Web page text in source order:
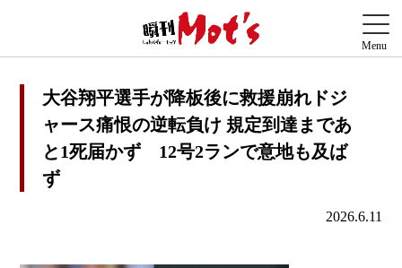
大谷翔平選手が降板後に救援崩れドジ
ャース痛恨の逆転負け 規定到達まであ
と1死届かず 12号2ランで意地も及ば
ず
2026.6.11